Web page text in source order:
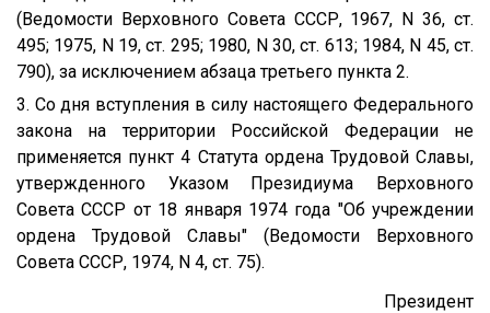
(Ведомости Верховного Совета СССР, 1967, N 36, ст.
495; 1975, N 19, ст. 295; 1980, N 30, ст. 613; 1984, N 45, ст.
790), за исключением абзаца третьего пункта 2.
3. Со дня вступления в силу настоящего Федерального
закона на территории Российской Федерации не
применяется пункт 4 Статута ордена Трудовой Славы,
утвержденного Указом Президиума Верховного
Совета СССР от 18 января 1974 года "Об учреждении
ордена Трудовой Славы" (Ведомости Верховного
Совета СССР, 1974, N 4, ст. 75).
Президент